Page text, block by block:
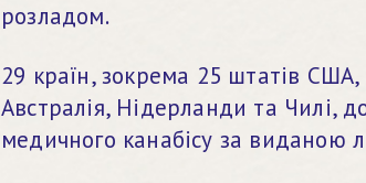
розладом.
29 країн, зокрема 25 штатів
Австралія, Нідерланди та Чилі,
медичного канабісу за виданою